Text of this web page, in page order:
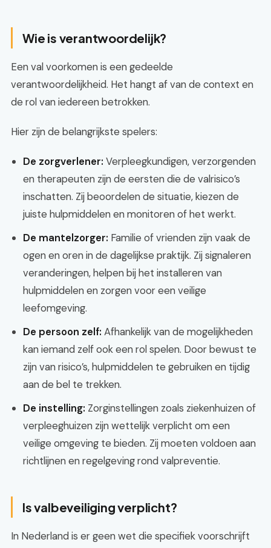
Wie is verantwoordelijk?
Een val voorkomen is een gedeelde
verantwoordelijkheid. Het hangt af van de context en
de rol van iedereen betrokken.
Hier zijn de belangrijkste spelers:
De zorgverlener: Verpleegkundigen, verzorgenden
en therapeuten zijn de eersten die de valrisico’s
inschatten. Zij beoordelen de situatie, kiezen de
juiste hulpmiddelen en monitoren of het werkt.
De mantelzorger: Familie of vrienden zijn vaak de
ogen en oren in de dagelijkse praktijk. Zij signaleren
veranderingen, helpen bij het installeren van
hulpmiddelen en zorgen voor een veilige
leefomgeving.
De persoon zelf: Afhankelijk van de mogelijkheden
kan iemand zelf ook een rol spelen. Door bewust te
zijn van risico’s, hulpmiddelen te gebruiken en tijdig
aan de bel te trekken.
De instelling: Zorginstellingen zoals ziekenhuizen of
verpleeghuizen zijn wettelijk verplicht om een
veilige omgeving te bieden. Zij moeten voldoen aan
richtlijnen en regelgeving rond valpreventie.
Is valbeveiliging verplicht?
In Nederland is er geen wet die specifiek voorschrijft